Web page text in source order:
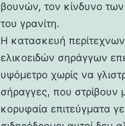
βουνών, τον κίνδυνο
του γρανίτη.
Η κατασκευή
ελικοειδών σηράγγων
υψόμετρο χωρίς να
σήραγγες, που στρίβουν
κορυφαία επιτεύγματα